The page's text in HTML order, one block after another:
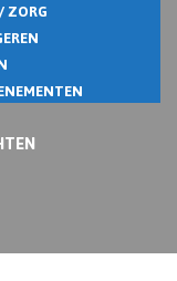
ZORG